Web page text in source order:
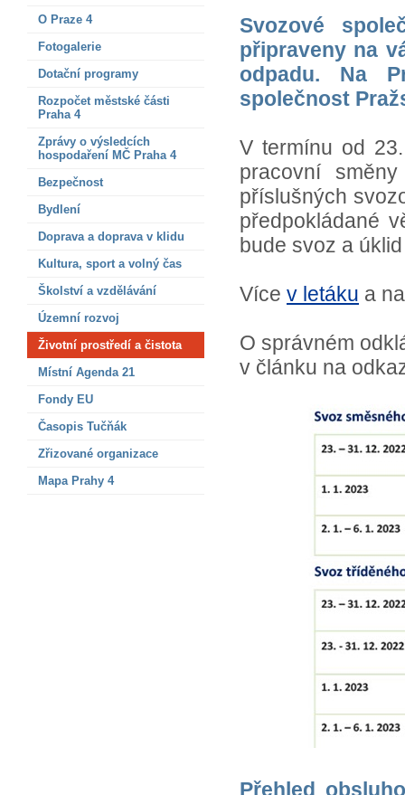
O Praze 4
Fotogalerie
Dotační programy
Rozpočet městské části
Praha 4
Zprávy o výsledcích
hospodaření MČ Praha 4
Bezpečnost
Bydlení
Doprava a doprava v klidu
Kultura, sport a volný čas
Školství a vzdělávání
Územní rozvoj
Životní prostředí a čistota
Místní Agenda 21
Fondy EU
Časopis Tučňák
Zřizované organizace
Mapa Prahy 4
Svozové
připraveny na
odpadu. Na
společnost
V termínu od
pracovní
příslušných
předpokládané
bude svoz a
Více v letáku a
O správném
v článku na
Přehled